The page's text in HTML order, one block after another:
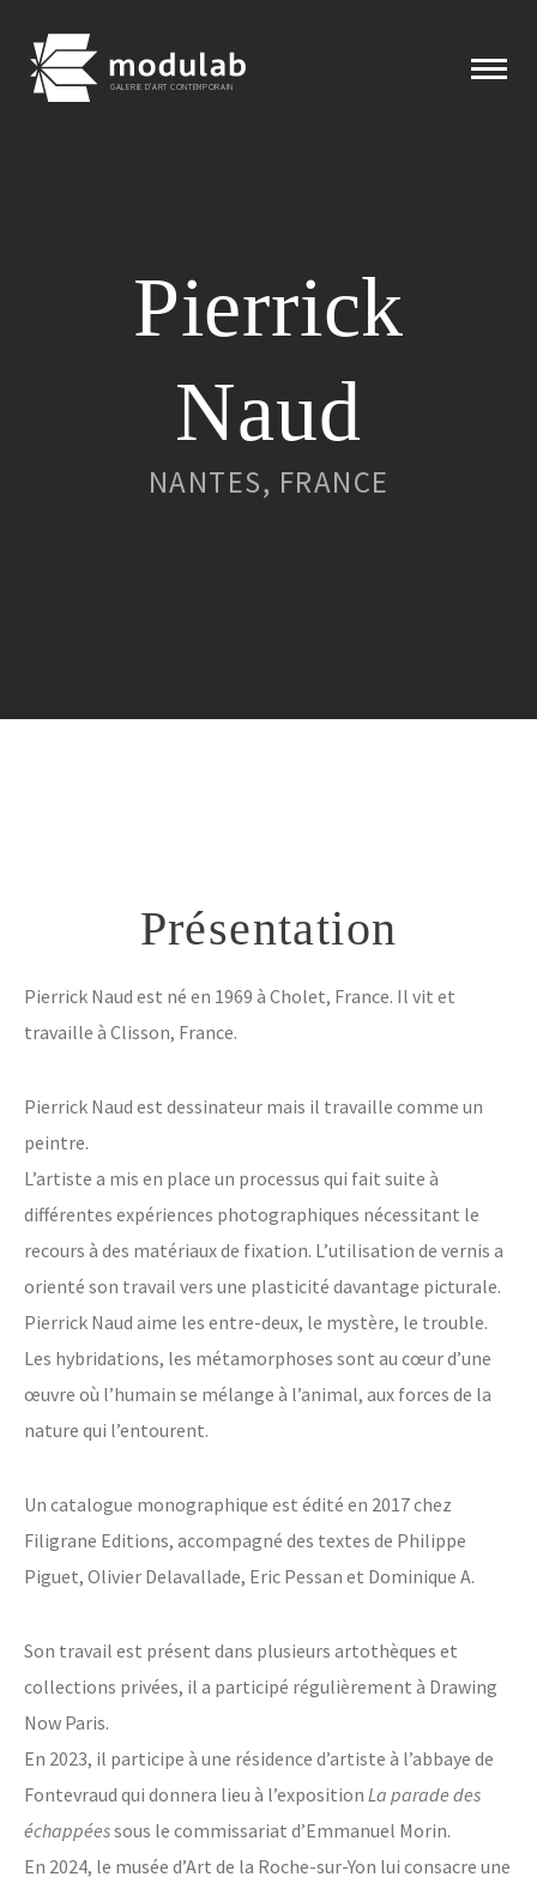
GALERIE D'ART CONTEMPORAIN
Pierrick
Naud
NANTES, FRANCE
Présentation
Pierrick Naud est né en 1969 à Cholet, France. Il vit et
travaille à Clisson, France.
Pierrick Naud est dessinateur mais il travaille comme un
peintre.
L’artiste a mis en place un processus qui fait suite à
différentes expériences photographiques nécessitant le
recours à des matériaux de fixation. L’utilisation de vernis a
orienté son travail vers une plasticité davantage picturale.
Pierrick Naud aime les entre-deux, le mystère, le trouble.
Les hybridations, les métamorphoses sont au cœur d’une
œuvre où l’humain se mélange à l’animal, aux forces de la
nature qui l’entourent.
Un catalogue monographique est édité en 2017 chez
Filigrane Editions, accompagné des textes de Philippe
Piguet, Olivier Delavallade, Eric Pessan et Dominique A.
Son travail est présent dans plusieurs artothèques et
collections privées, il a participé régulièrement à Drawing
Now Paris.
En 2023, il participe à une résidence d’artiste à l’abbaye de
Fontevraud qui donnera lieu à l’exposition La parade des
échappéessous le commissariat d’Emmanuel Morin.
En 2024, le musée d’Art de la Roche-sur-Yon lui consacre une